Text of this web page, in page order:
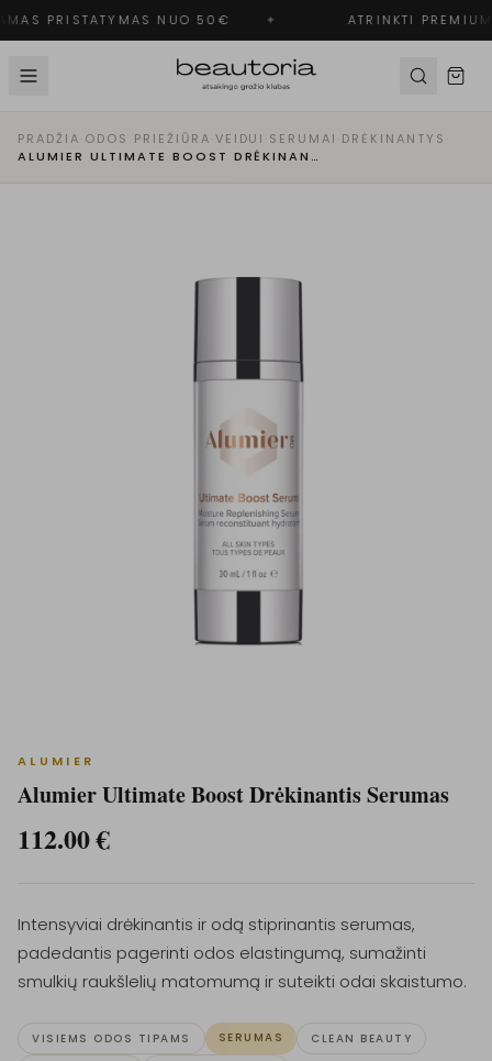
PRISTATYMAS NUO 50€ ✦ ATRINKTI
PRADŽIA·ODOS PRIEŽIŪRA·VEIDUI ·SERUMAI ·DRĖKINANTYS ·
ALUMIER ULTIMATE BOOST DRĖKINANTIS SERUMAS
ALUMIER
Alumier Ultimate Boost Drėkinantis Serumas
112.00€
Intensyviai drėkinantis ir odą stiprinantis serumas,
padedantis pagerinti odos elastingumą, sumažinti
smulkių raukšlelių matomumą ir suteikti odai skaistumo.
VISIEMS ODOS TIPAMS SERUMAS
CLEAN BEAUTY